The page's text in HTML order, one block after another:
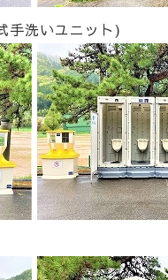
手洗いユニット)